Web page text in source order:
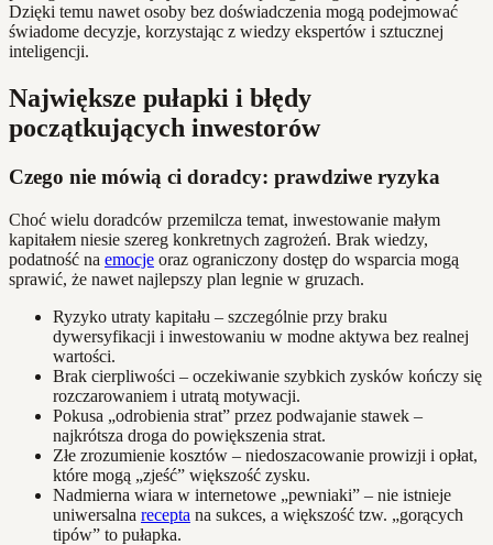
Dzięki temu nawet osoby bez doświadczenia mogą podejmować
świadome decyzje, korzystając z wiedzy ekspertów i sztucznej
inteligencji.
Największe pułapki i błędy
początkujących inwestorów
Czego nie mówią ci doradcy: prawdziwe ryzyka
Choć wielu doradców przemilcza temat, inwestowanie małym
kapitałem niesie szereg konkretnych zagrożeń. Brak wiedzy,
podatność na emocje oraz ograniczony dostęp do wsparcia mogą
sprawić, że nawet najlepszy plan legnie w gruzach.
Ryzyko utraty kapitału – szczególnie przy braku
dywersyfikacji i inwestowaniu w modne aktywa bez realnej
wartości.
Brak cierpliwości – oczekiwanie szybkich zysków kończy się
rozczarowaniem i utratą motywacji.
Pokusa „odrobienia strat” przez podwajanie stawek –
najkrótsza droga do powiększenia strat.
Złe zrozumienie kosztów – niedoszacowanie prowizji i opłat,
które mogą „zjeść” większość zysku.
Nadmierna wiara w internetowe „pewniaki” – nie istnieje
uniwersalna recepta na sukces, a większość tzw. „gorących
tipów” to pułapka.